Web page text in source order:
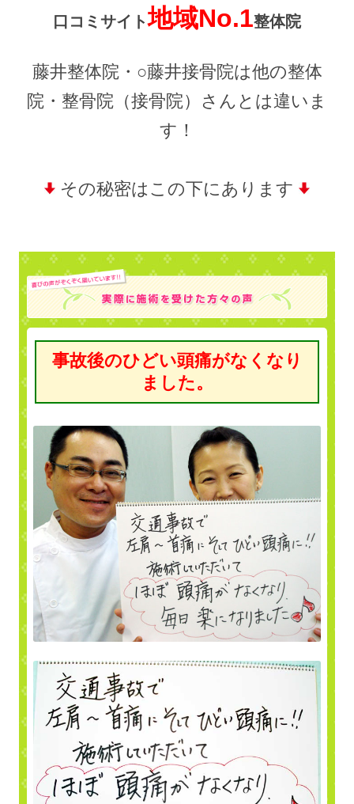
口コミサイト地域No.1整体院
藤井整体院・○藤井接骨院は他の整体
院・整骨院（接骨院）さんとは違いま
す！
その秘密はこの下にあります
事故後のひどい頭痛がなくなり
ました。